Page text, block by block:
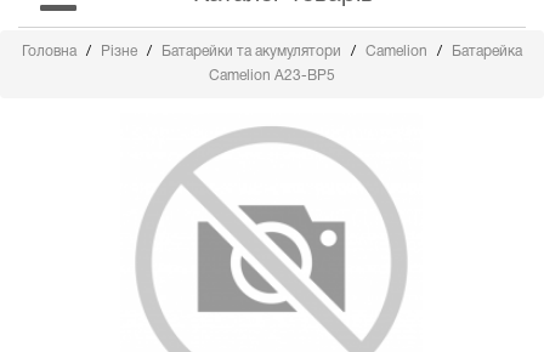
Головна Різне Батарейки та акумулятори Camelion
Батарейка
Camelion А23-ВР5